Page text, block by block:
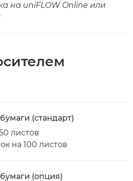
на uniFLOW Online или
(стандарт)
листов
на 100 листов
(опция)